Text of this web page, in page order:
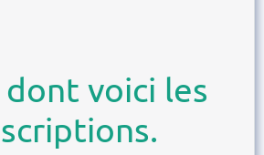
voici les